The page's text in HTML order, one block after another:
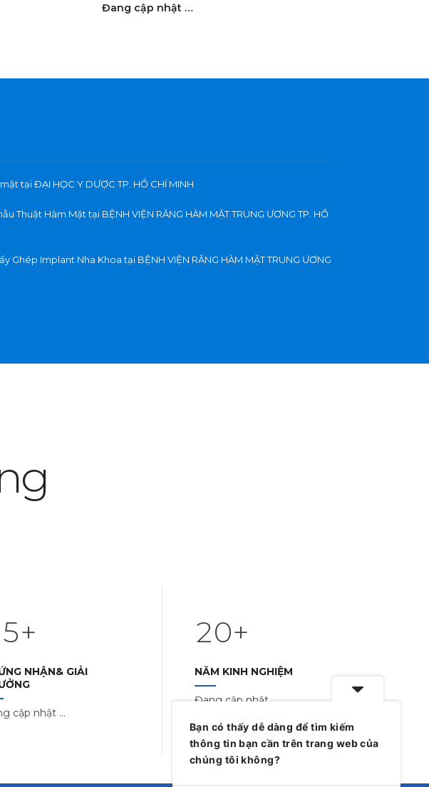
Đang cập nhật …
tại ĐẠI HỌC Y DƯỢC TP. HỒ CHÍ MINH
Thuật Hàm Mặt tại BỆNH VIỆN RĂNG HÀM MẶT TRUNG ƯƠNG TP. HỒ
Ghép Implant Nha Khoa tại BỆNH VIỆN RĂNG HÀM MẶT TRUNG ƯƠNG
0
5+
NHẬN& GIẢI
cập nhật …
2
3
4
0
1
2
3
4
+
NĂM KINH NGHIỆM
Đang cập nhật …
Bạn có thấy dễ dàng để tìm kiếm
thông tin bạn cần trên trang web của
chúng tôi không?